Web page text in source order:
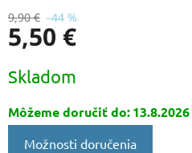
9,90 € –44 %
5,50 €
cena:
Skladom
Môžeme doručiť do:13.8.2026
Možnosti doručenia